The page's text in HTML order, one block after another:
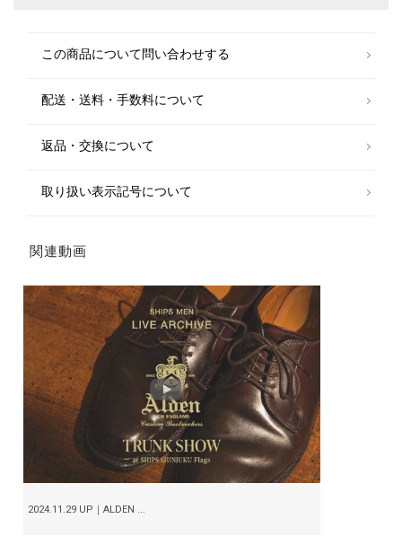
予めご了承ください。
い。
用ください。
※直射日光、蛍光灯を避け、通期の良い場所で保管してください。
気性の悪いものに入れて保管することはお避け下さい。
取り扱いください。
※撮影環境による光の当たり具合やパソコン・スマートフォンなどの閲覧
環境によって、実際の色味と異なって見える場合があります。
商品の色味は商品単体で撮影した画像をご参照ください。
※画像の商品はサンプルです。
実際の商品と仕様、加工、サイズが若干異なる場合がございます。
この商品について問い合わせする
配送・送料・手数料について
返品・交換について
取り扱い表示記号について
関連動画
2024.11.29 UP｜ALDEN ...